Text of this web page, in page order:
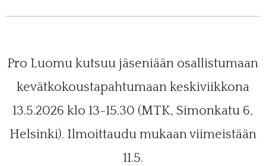
Pro Luomu kutsuu jäseniään osallistumaan
kevätkokoustapahtumaan keskiviikkona
13.5.2026 klo 13-15.30 (MTK, Simonkatu 6,
Helsinki). Ilmoittaudu mukaan viimeistään
11.5.